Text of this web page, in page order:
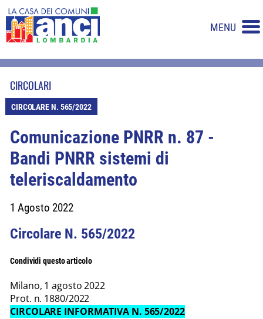
MENU
CIRCOLARI
CIRCOLARE N. 565/2022
Comunicazione PNRR n. 87 -
Bandi PNRR sistemi di
teleriscaldamento
1 Agosto 2022
Circolare N. 565/2022
Condividi questo articolo
Milano, 1 agosto 2022
Prot. n. 1880/2022
CIRCOLARE INFORMATIVA N. 565/2022